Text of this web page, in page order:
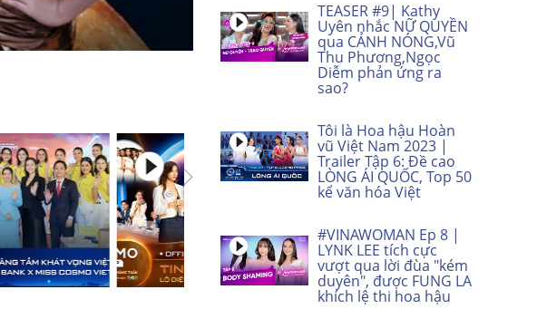
TEASER #9| Kathy
Uyên nhắc NỮ QUYỀN
qua CẢNH NÓNG,Vũ
Thu Phương,Ngọc
Diễm phản ứng ra
sao?
Tôi là Hoa hậu Hoàn
vũ Việt Nam 2023 |
Trailer Tập 6: Đề cao
LÒNG ÁI QUỐC, Top 50
kể văn hóa Việt
#VINAWOMAN Ep 8 |
LYNK LEE tích cực
vượt qua lời đùa "kém
duyên", được FUNG LA
khích lệ thi hoa hậu